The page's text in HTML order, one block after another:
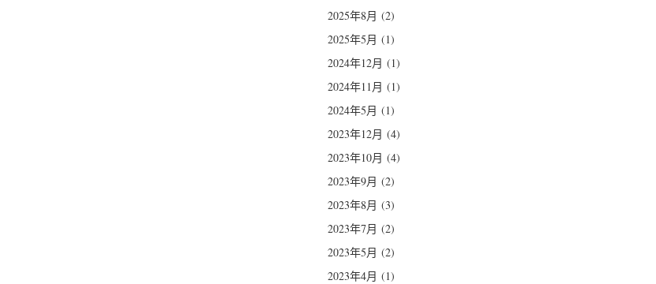
2025年8月 (2)
2025年5月 (1)
2024年12月 (1)
2024年11月 (1)
2024年5月 (1)
2023年12月 (4)
2023年10月 (4)
2023年9月 (2)
2023年8月 (3)
2023年7月 (2)
2023年5月 (2)
2023年4月 (1)